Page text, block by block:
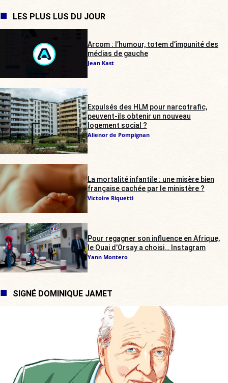
LES PLUS LUS DU JOUR
Arcom : l’humour, totem d’impunité des
médias de gauche
Jean Kast
Expulsés des HLM pour narcotrafic,
peuvent-ils obtenir un nouveau
logement social ?
Alienor de Pompignan
La mortalité infantile : une misère bien
française cachée par le ministère ?
Victoire Riquetti
Pour regagner son influence en Afrique,
le Quai d’Orsay a choisi… Instagram
Yann Montero
SIGNÉ DOMINIQUE JAMET